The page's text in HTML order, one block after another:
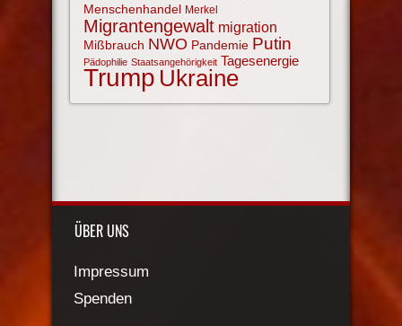
Menschenhandel Merkel
Migrantengewalt migration
Mißbrauch NWO Pandemie Putin
Pädophilie Staatsangehörigkeit Tagesenergie
Trump Ukraine
ÜBER UNS
Impressum
Spenden